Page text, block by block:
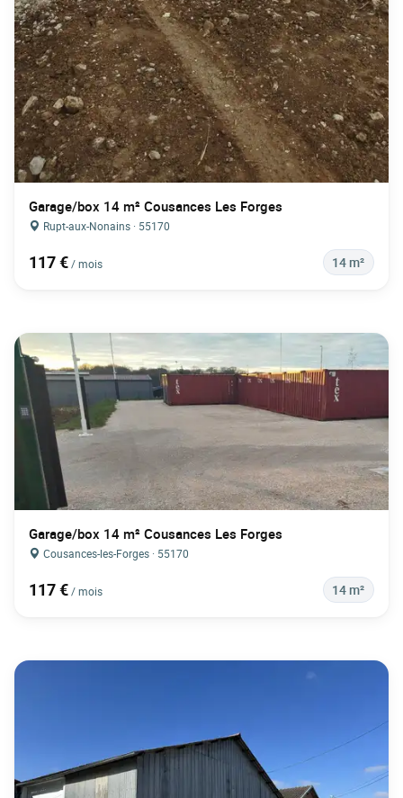
Garage/box 14 m² Cousances Les Forges
Rupt-aux-Nonains · 55170
117 €/ mois 14 m²
Garage/box 14 m² Cousances Les Forges
Cousances-les-Forges · 55170
117 €/ mois 14 m²